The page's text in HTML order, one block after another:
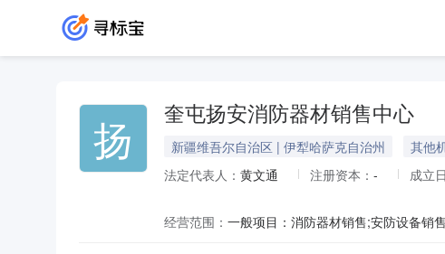
扬 奎屯扬安消防器材销售中心
新疆维吾尔自治区 | 伊犁哈萨克自治州 其他
法定代表人： 黄文通 注册资本： - 成立
经营范围：